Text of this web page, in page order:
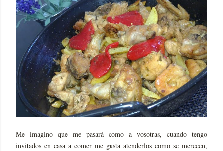
Me imagino que me pasará como a vosotras, cuando tengo
invitados en casa a comer me gusta atenderlos como se merecen,